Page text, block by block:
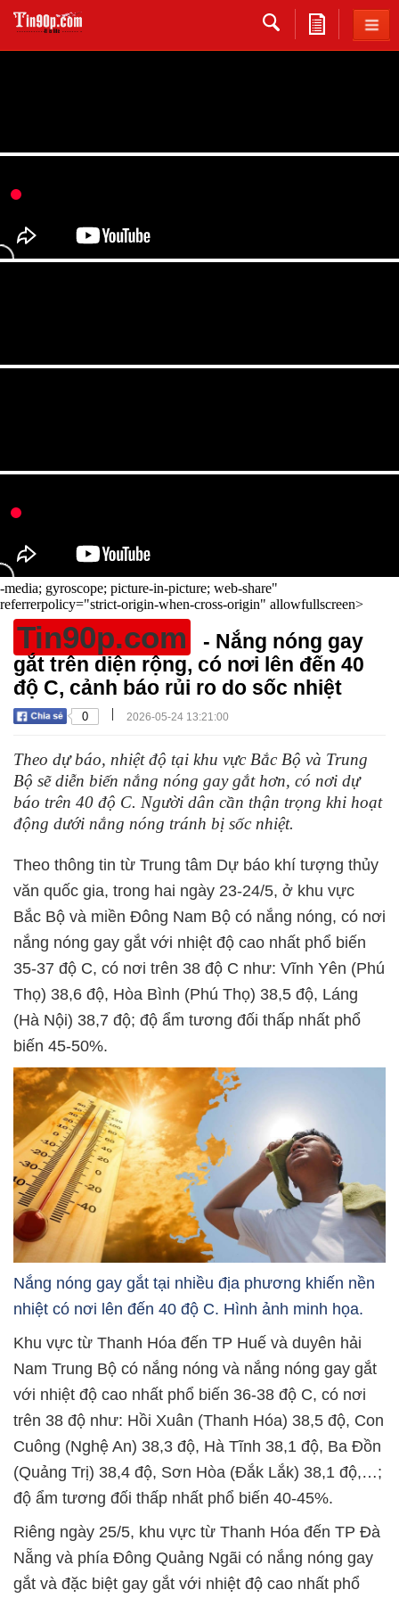
-media; gyroscope; picture-in-picture; web-share"
referrerpolicy="strict-origin-when-cross-origin" allowfullscreen>
Tin90p.com
- Nắng nóng gay
gắt trên diện rộng, có nơi lên đến 40
độ C, cảnh báo rủi ro do sốc nhiệt
0 | 2026-05-24 13:21:00
Theo dự báo, nhiệt độ tại khu vực Bắc Bộ và Trung
Bộ sẽ diễn biến nắng nóng gay gắt hơn, có nơi dự
báo trên 40 độ C. Người dân cần thận trọng khi hoạt
động dưới nắng nóng tránh bị sốc nhiệt.
Theo thông tin từ Trung tâm Dự báo khí tượng thủy
văn quốc gia, trong hai ngày 23-24/5, ở khu vực
Bắc Bộ và miền Đông Nam Bộ có nắng nóng, có nơi
nắng nóng gay gắt với nhiệt độ cao nhất phổ biến
35-37 độ C, có nơi trên 38 độ C như: Vĩnh Yên (Phú
Thọ) 38,6 độ, Hòa Bình (Phú Thọ) 38,5 độ, Láng
(Hà Nội) 38,7 độ; độ ẩm tương đối thấp nhất phổ
biến 45-50%.
Nắng nóng gay gắt tại nhiều địa phương khiến nền
nhiệt có nơi lên đến 40 độ C. Hình ảnh minh họa.
Khu vực từ Thanh Hóa đến TP Huế và duyên hải
Nam Trung Bộ có nắng nóng và nắng nóng gay gắt
với nhiệt độ cao nhất phổ biến 36-38 độ C, có nơi
trên 38 độ như: Hồi Xuân (Thanh Hóa) 38,5 độ, Con
Cuông (Nghệ An) 38,3 độ, Hà Tĩnh 38,1 độ, Ba Đồn
(Quảng Trị) 38,4 độ, Sơn Hòa (Đắk Lắk) 38,1 độ,…;
độ ẩm tương đối thấp nhất phổ biến 40-45%.
Riêng ngày 25/5, khu vực từ Thanh Hóa đến TP Đà
Nẵng và phía Đông Quảng Ngãi có nắng nóng gay
gắt và đặc biệt gay gắt với nhiệt độ cao nhất phổ